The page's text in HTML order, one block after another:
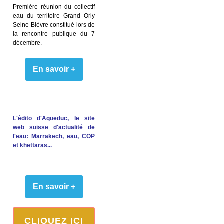
Première réunion du collectif
eau du territoire Grand Orly
Seine Bièvre constitué lors de
la rencontre publique du 7
décembre.
En savoir +
L'édito d'Aqueduc, le site
web suisse d'actualité de
l'eau: Marrakech, eau, COP
et khettaras...
En savoir +
CLIQUEZ ICI